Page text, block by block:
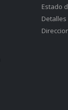
Estado
Detalles